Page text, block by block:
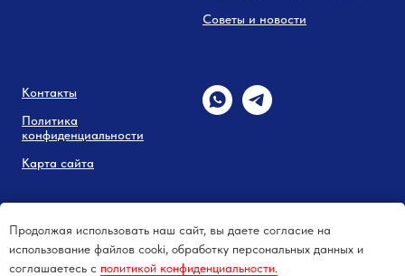
Продолжая использовать наш сайт, вы даете согласие на
использование файлов cooki, обработку персональных данных и
соглашаетесь c политикой конфиденциальности.
Советы и новости
Контакты
Политика
конфиденциальности
Карта сайта